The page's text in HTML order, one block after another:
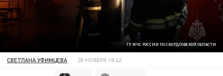
ГУ МЧС РОССИИ ПО СВЕРДЛОВСКОЙ ОБЛАСТИ
СВЕТЛАНА УФИМЦЕВА 20 НОЯБРЯ 18:42